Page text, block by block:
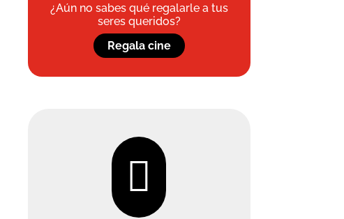
¿Aún no sabes qué regalarle a tus
seres queridos?
Regala cine
